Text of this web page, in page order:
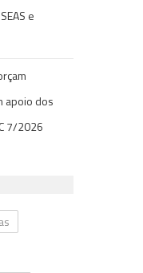
e
apoio dos
7/2026